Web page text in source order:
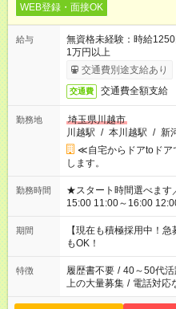
WEB登録・面接OK
給与
無資格未経験：時給
1万円以上
交通費別途支給あり
交通費 交通費全額支給
勤務地
埼玉県川越市
川越駅 / 本川越駅 / 新
≪自宅からドアtoドア
します。
勤務時間
★スタート時間選べます／1日5時間～
15:00 11:00～16:00 12:00～17:00 など
シフトもご相談ください。 ※Wワークの場合当社と合わ
定労働時間が週40時間
期間
【現在も積極採用中！
もOK！
特徴 履歴書不要 / 40～50代活
上の大量募集 / 電話対応